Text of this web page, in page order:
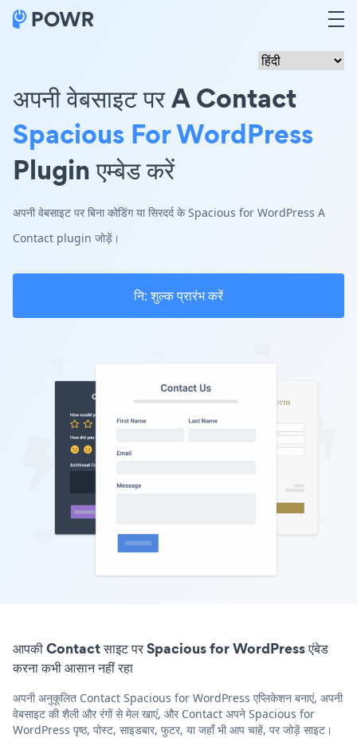
अपनी वेबसाइट पर A Contact
Spacious For WordPress
Plugin एम्बेड करें
अपनी वेबसाइट पर बिना कोडिंग या सिरदर्द के Spacious for WordPress A
Contact plugin जोड़ें।
नि: शुल्क प्रारंभ करें
आपकी Contact साइट पर Spacious for WordPress एंबेड
करना कभी आसान नहीं रहा
अपनी अनुकूलित Contact Spacious for WordPress एप्लिकेशन बनाएं, अपनी
वेबसाइट की शैली और रंगों से मेल खाएं, और Contact अपने Spacious for
WordPress पृष्ठ, पोस्ट, साइडबार, फुटर, या जहाँ भी आप चाहें, पर जोड़ें साइट।